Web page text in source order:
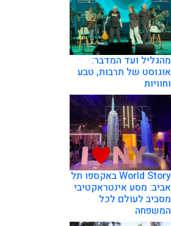
מהגליל ועד המדבר:
אוגוסט של תרבות, טבע
וחוויות
World Story באקספו תל
אביב: מסע אינטראקטיבי
מסביב לעולם לכל
המשפחה